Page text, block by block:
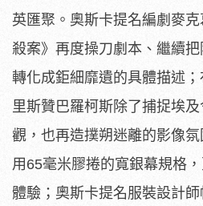
英匯聚。 奧斯卡提名編劇麥
殺案》再度操刀劇本、 繼續
轉化成鉅細靡遺的具體描述；
里斯贊巴羅柯斯除了捕捉埃
觀，也再造撲朔迷離的影像
用65毫米膠捲的寬銀幕規格
體驗； 奧斯卡提名服裝設計